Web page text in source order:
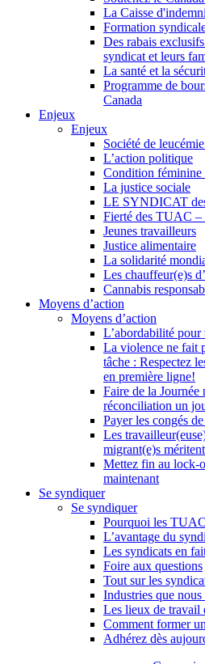
La Caisse
Formation
Des rabais
syndicat et leurs
La santé et la
Programme de
Canada
Enjeux
Enjeux
Société de
L’action politique
Condition féminine
La justice sociale
LE SYNDICAT
Fierté des TUAC –
Jeunes travailleurs
Justice alimentaire
La solidarité
Les chauffeur(e)s
Cannabis
Moyens d’action
Moyens d’action
L’abordabilité pour
La violence ne fait
tâche : Respectez
en première ligne!
Faire de la Journée
réconciliation un
Payer les congés
Les
migrant(e)s
Mettez fin au lock-
maintenant
Se syndiquer
Se syndiquer
Pourquoi les
L’avantage du
Les syndicats en
Foire aux questions
Tout sur les
Industries que nous
Les lieux de travail
Comment former
Adhérez dès